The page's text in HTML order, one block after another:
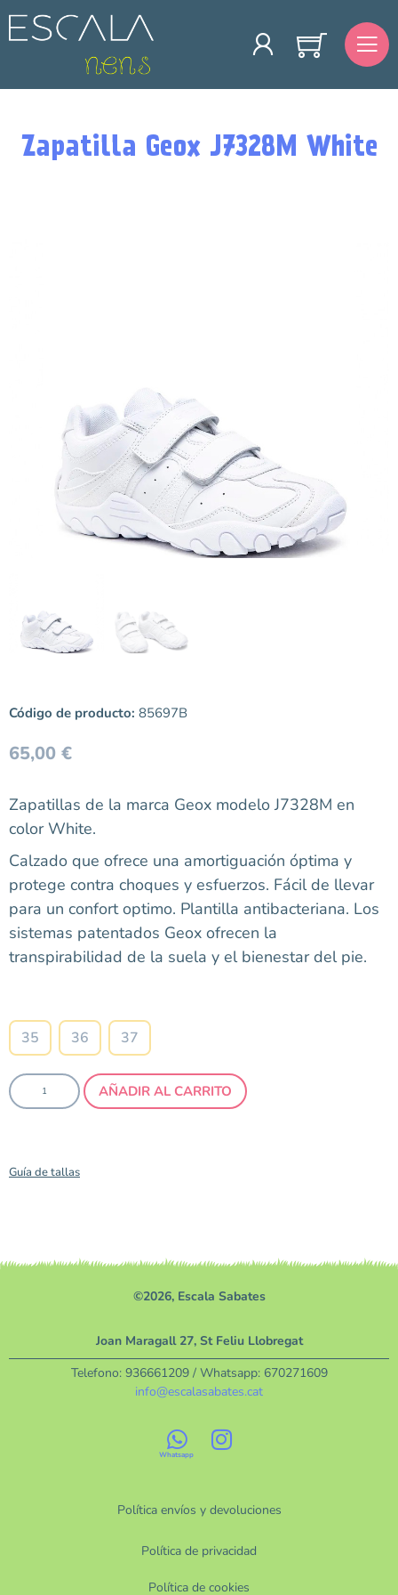
Zapatilla Geox J7328M White
Código de producto: 85697B
65,00 €
Zapatillas de la marca Geox modelo J7328M en
color White.
Calzado que ofrece una amortiguación óptima y
protege contra choques y esfuerzos. Fácil de llevar
para un confort optimo. Plantilla antibacteriana. Los
sistemas patentados Geox ofrecen la
transpirabilidad de la suela y el bienestar del pie.
35 36 37
AÑADIR AL CARRITO
Guía de tallas
©2026, Escala Sabates
Política envíos y devoluciones
Política de privacidad
Política de cookies
Joan Maragall 27, St Feliu Llobregat
Telefono: 936661209/ Whatsapp: 670271609
info@escalasabates.cat